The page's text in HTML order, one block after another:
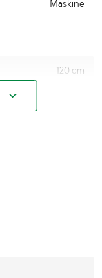
Maskine
120 cm